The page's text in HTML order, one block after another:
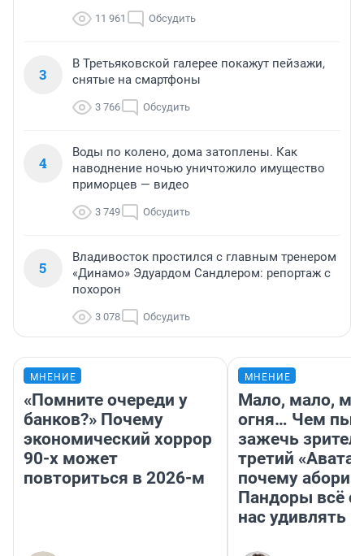
11 961 Обсудить
3
В Третьяковской галерее покажут пейзажи,
снятые на смартфоны
3 766 Обсудить
4
Воды по колено, дома затоплены. Как
наводнение ночью уничтожило имущество
приморцев — видео
3 749 Обсудить
5
Владивосток простился с главным тренером
«Динамо» Эдуардом Сандлером: репортаж с
похорон
3 078 Обсудить
МНЕНИЕ
«Помните очереди у
банков?» Почему
экономический хоррор
90-х может
повториться в 2026-м
МНЕНИЕ
Мало, мало,
огня… Чем
зажечь
третий
почему
Пандоры всё
нас удивлять